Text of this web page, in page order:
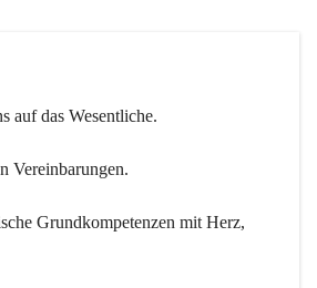
auf das Wesentliche.
Vereinbarungen.
Grundkompetenzen mit Herz,